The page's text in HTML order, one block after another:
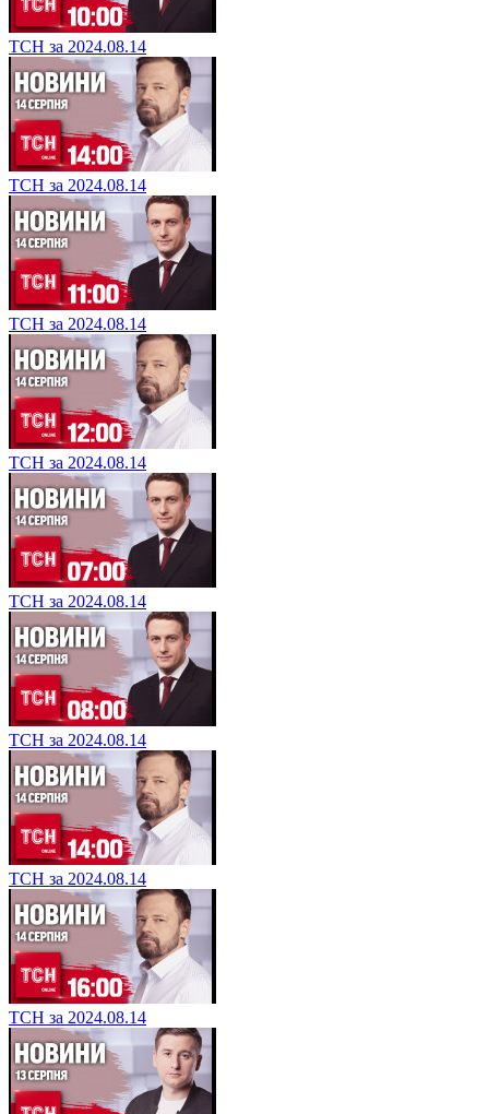
ТСН за 2024.08.14
ТСН за 2024.08.14
ТСН за 2024.08.14
ТСН за 2024.08.14
ТСН за 2024.08.14
ТСН за 2024.08.14
ТСН за 2024.08.14
ТСН за 2024.08.14